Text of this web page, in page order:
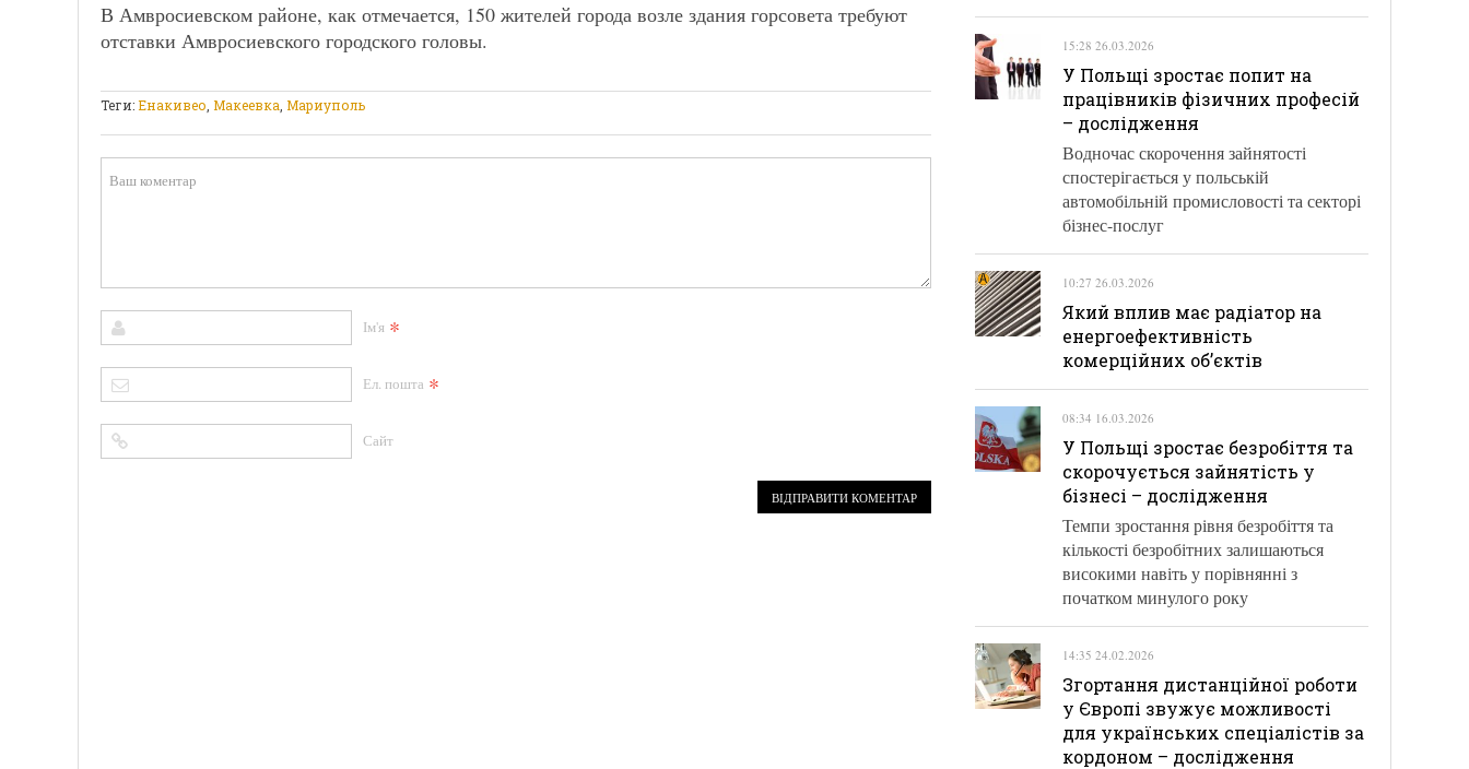
В Амвросиевском районе, как отмечается, 150 жителей города возле здания горсовета требуют
отставки Амвросиевского городского головы.
Теги:Енакивео Макеевка Мариуполь
Ім'я *
Ел. пошта *
Сайт
15:28 26.03.2026
У Польщі зростає попит на
працівників фізичних професій
– дослідження
Водночас скорочення зайнятості
спостерігається у польській
автомобільній промисловості та секторі
бізнес-послуг
10:27 26.03.2026
Який вплив має радіатор на
енергоефективність
комерційних об’єктів
08:34 16.03.2026
У Польщі зростає безробіття та
скорочується зайнятість у
бізнесі – дослідження
Темпи зростання рівня безробіття та
кількості безробітних залишаються
високими навіть у порівнянні з
початком минулого року
14:35 24.02.2026
Згортання дистанційної роботи
у Європі звужує можливості
для українських спеціалістів за
кордоном – дослідження